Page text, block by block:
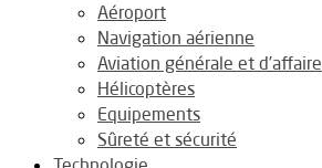
Aéroport
Navigation aérienne
Aviation générale et d’affaire
Hélicoptères
Equipements
Sûreté et sécurité